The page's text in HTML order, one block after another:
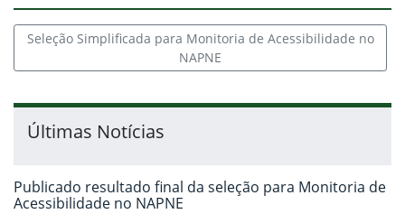
Seleção Simplificada para Monitoria de Acessibilidade no
NAPNE
Últimas Notícias
Publicado resultado final da seleção para Monitoria de
Acessibilidade no NAPNE